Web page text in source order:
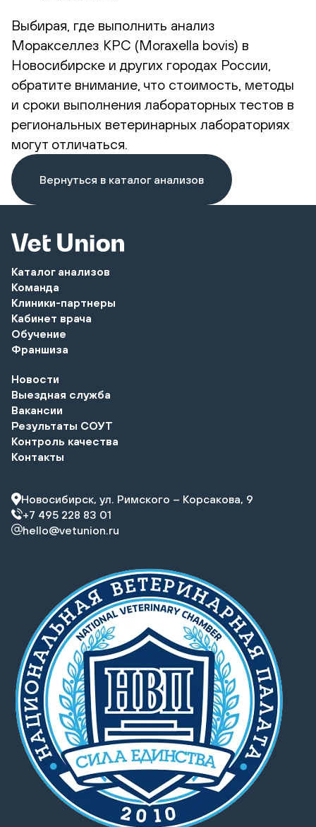
Выбирая, где выполнить анализ
Моракселлез КРС (Moraxella bovis) в
Новосибирске и других городах России,
обратите внимание, что стоимость, методы
и сроки выполнения лабораторных тестов в
региональных ветеринарных лабораториях
могут отличаться.
Вернуться в каталог анализов
Каталог анализов
Команда
Клиники-партнеры
Кабинет врача
Обучение
Франшиза
Новости
Выездная служба
Вакансии
Результаты СОУТ
Контроль качества
Контакты
Новосибирск, ул. Римского – Корсакова, 9
+7 495 228 83 01
hello@vetunion.ru